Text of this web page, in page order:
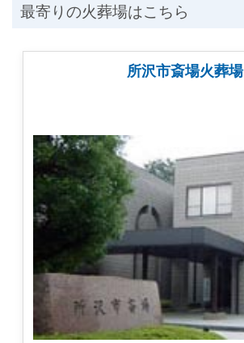
最寄りの火葬場はこちら
所沢市斎場火葬場